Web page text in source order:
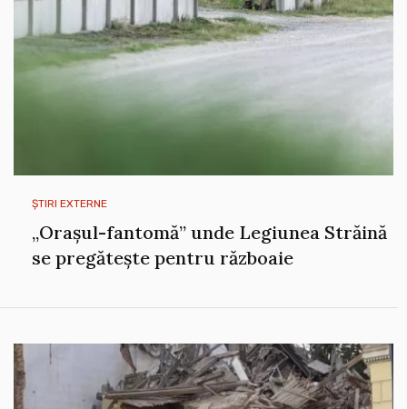
ȘTIRI EXTERNE
„Orașul-fantomă” unde Legiunea Străină
se pregătește pentru războaie